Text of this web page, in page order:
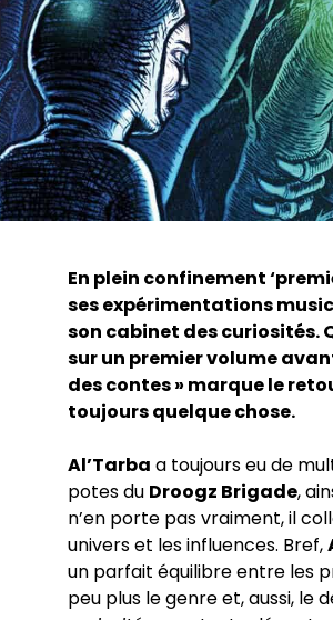
En plein confinement
ses expérimentations
son cabinet des curiosités.
sur un premier volume
des contes » marque le
toujours quelque chose.
Al’Tarba a toujours eu de
potes du Droogz Brigade,
n’en porte pas vraiment, il
univers et les influences. Bref,
un parfait équilibre entre les
peu plus le genre et, aussi, le